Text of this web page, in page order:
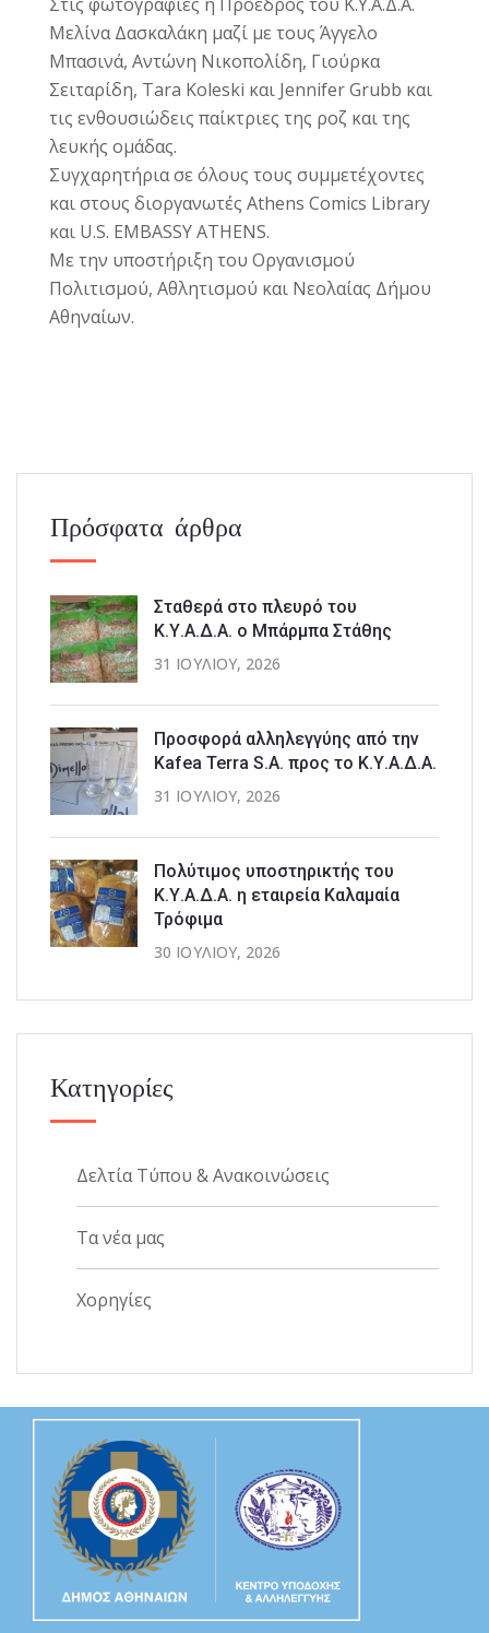
Μελίνα Δασκαλάκη μαζί με τους Άγγελο
Μπασινά, Αντώνη Νικοπολίδη, Γιούρκα
Σειταρίδη, Tara Koleski και Jennifer Grubb και
τις ενθουσιώδεις παίκτριες της ροζ και της
λευκής ομάδας.
Συγχαρητήρια σε όλους τους συμμετέχοντες
και στους διοργανωτές Athens Comics Library
και U.S. EMBASSY ATHENS.
Με την υποστήριξη του Οργανισμού
Πολιτισμού, Αθλητισμού και Νεολαίας Δήμου
Αθηναίων.
Πρόσφατα άρθρα
Σταθερά στο πλευρό του
Κ.Υ.Α.Δ.Α. ο Μπάρμπα Στάθης
31 ΙΟΥΛΊΟΥ, 2026
Προσφορά αλληλεγγύης από την
Kafea Terra S.A. προς το Κ.Υ.Α.Δ.Α.
31 ΙΟΥΛΊΟΥ, 2026
Πολύτιμος υποστηρικτής του
Κ.Υ.Α.Δ.Α. η εταιρεία Καλαμαία
Τρόφιμα
30 ΙΟΥΛΊΟΥ, 2026
Κατηγορίες
Δελτία Τύπου & Ανακοινώσεις
Τα νέα μας
Χορηγίες